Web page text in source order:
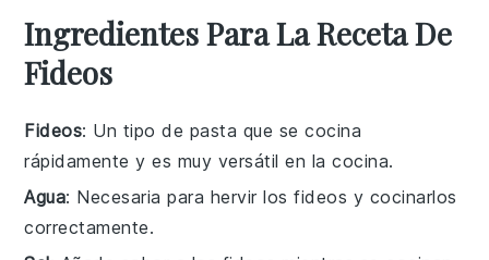
Ingredientes Para La Receta De
Fideos
Fideos: Un tipo de pasta que se cocina
rápidamente y es muy versátil en la cocina.
Agua: Necesaria para hervir los fideos y cocinarlos
correctamente.